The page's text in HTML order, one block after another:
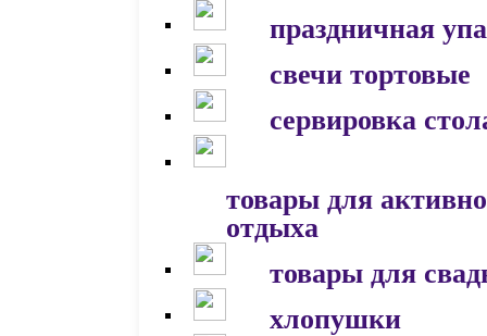
праздничная
свечи тортовые
сервировка
товары для
отдыха
товары для
хлопушки